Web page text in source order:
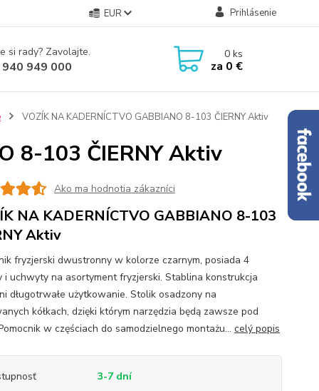
EUR Prihlásenie
si rady? Zavolajte.
949 000
0ks
za 0 €
VOZÍK NA KADERNÍCTVO GABBIANO 8-103 ČIERNY Aktiv
8-103 ČIERNY Aktiv
Ako ma hodnotia zákazníci
NA KADERNÍCTVO GABBIANO 8-103
Aktiv
fryzjerski dwustronny w kolorze czarnym, posiada 4
i uchwyty na asortyment fryzjerski. Stablina konstrukcja
długotrwałe użytkowanie. Stolik osadzony na
kółkach, dzięki którym narzędzia będą zawsze pod
w częściach do samodzielnego montażu... celý popis
3-7 dní